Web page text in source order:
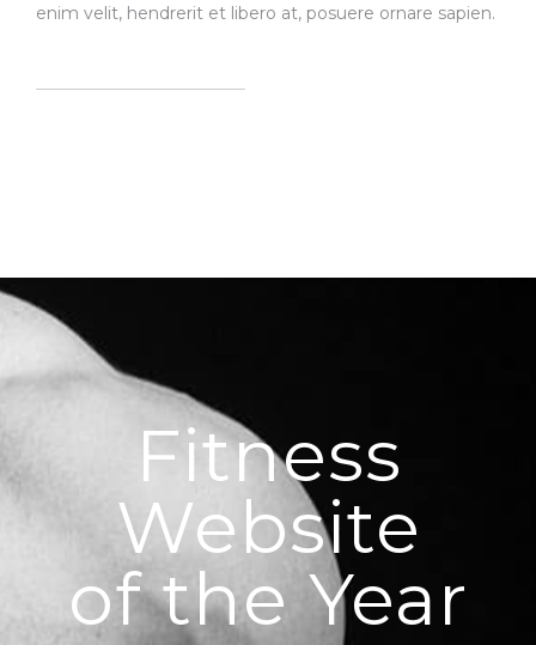
enim velit, hendrerit et libero at, posuere ornare sapien.
Fitness
Website
of the Year